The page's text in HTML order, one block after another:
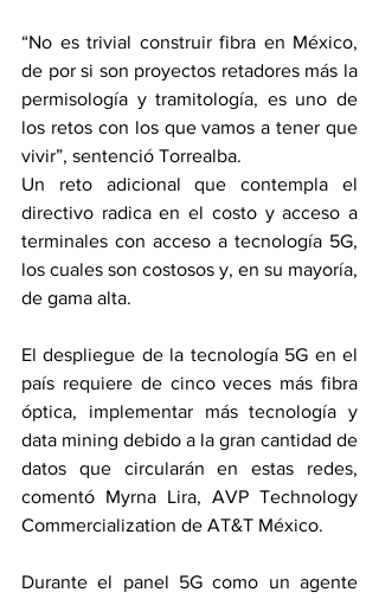
“No es trivial construir fibra en México,
de por si son proyectos retadores más la
permisología y tramitología, es uno de
los retos con los que vamos a tener que
vivir”, sentenció Torrealba.
Un reto adicional que contempla el
directivo radica en el costo y acceso a
terminales con acceso a tecnología 5G,
los cuales son costosos y, en su mayoría,
de gama alta.
El despliegue de la tecnología 5G en el
país requiere de cinco veces más fibra
óptica, implementar más tecnología y
data mining debido a la gran cantidad de
datos que circularán en estas redes,
comentó Myrna Lira, AVP Technology
Commercialization de AT&T México.
Durante el panel 5G como un agente